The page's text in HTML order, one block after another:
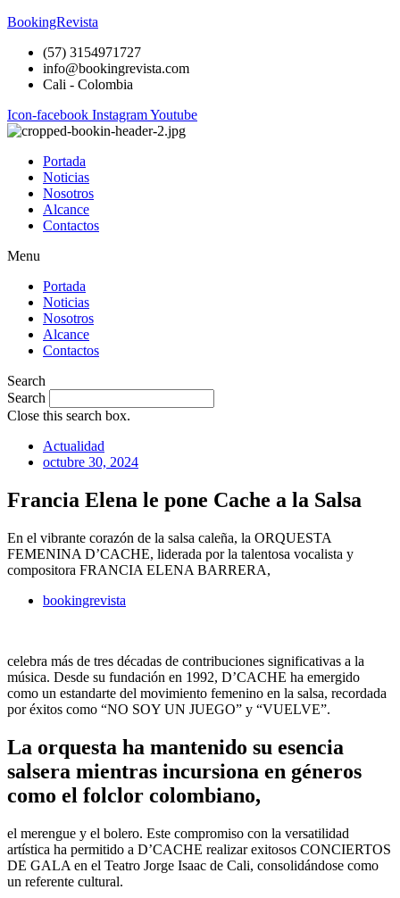
BookingRevista
(57) 3154971727
info@bookingrevista.com
Cali - Colombia
Icon-facebook InstagramYoutube
Portada
Noticias
Nosotros
Alcance
Contactos
Menu
Portada
Noticias
Nosotros
Alcance
Contactos
Search
Search
Close this search box.
Actualidad
octubre 30, 2024
Francia Elena le pone Cache a la Salsa
En el vibrante corazón de la salsa caleña, la ORQUESTA
FEMENINA D’CACHE, liderada por la talentosa vocalista y
compositora FRANCIA ELENA BARRERA,
bookingrevista
celebra más de tres décadas de contribuciones significativas a la
música. Desde su fundación en 1992, D’CACHE ha emergido
como un estandarte del movimiento femenino en la salsa, recordada
por éxitos como “NO SOY UN JUEGO” y “VUELVE”.
La orquesta ha mantenido su esencia
salsera mientras incursiona en géneros
como el folclor colombiano,
el merengue y el bolero. Este compromiso con la versatilidad
artística ha permitido a D’CACHE realizar exitosos CONCIERTOS
DE GALA en el Teatro Jorge Isaac de Cali, consolidándose como
un referente cultural.